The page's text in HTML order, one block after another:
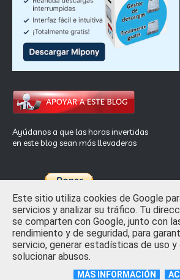
Ayúdanos a que las horas invertidas
en este blog sean más llevaderas
Inicio Privacidad y Ley de Cookies
Crafted with
by
Templates
Este sitio utiliza cookies de Google
servicios y analizar su tráfico. Tu
se comparten con Google, junto con
rendimiento y de seguridad, para
servicio, generar estadísticas de uso
solucionar abusos.
MÁS INFORMACIÓN